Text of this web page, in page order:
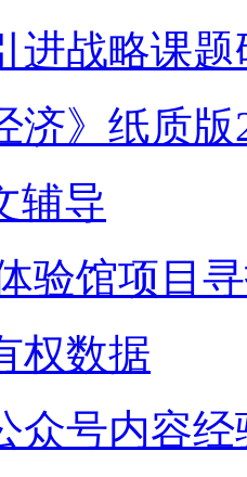
进战略课
济》纸质版
辅导
验馆项目
权数据
众号内容经